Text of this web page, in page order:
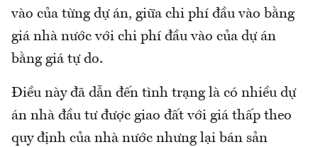
vào của từng dự án, giữa chi phí đầu vào bằng
giá nhà nước với chi phí đầu vào của dự án
bằng giá tự do.
Điều này đã dẫn đến tình trạng là có nhiều dự
án nhà đầu tư được giao đất với giá thấp theo
quy định của nhà nước nhưng lại bán sản